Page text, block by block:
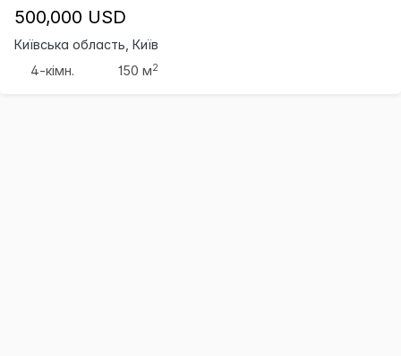
500,000 USD
Київська область, Київ
4-кімн.
150 м2